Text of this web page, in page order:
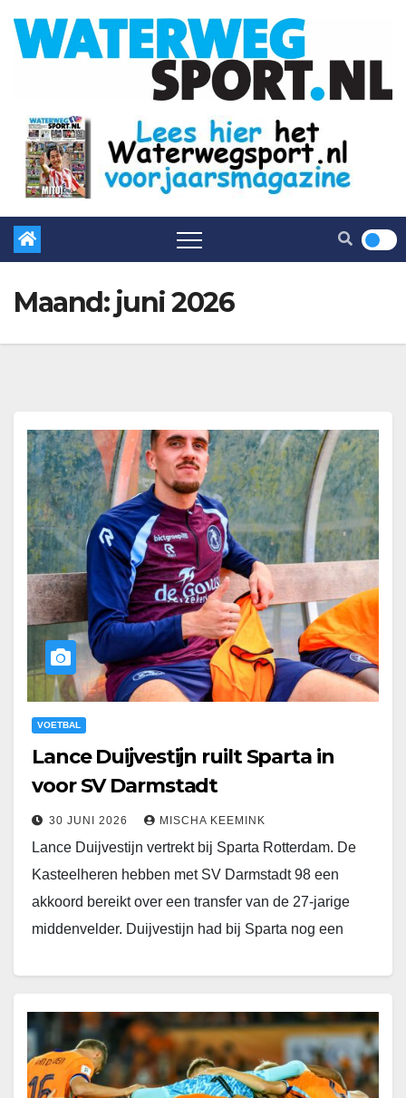
Maand: juni 2026
VOETBAL
Lance Duijvestijn ruilt Sparta in
voor SV Darmstadt
30 JUNI 2026 MISCHA KEEMINK
Lance Duijvestijn vertrekt bij Sparta Rotterdam. De
Kasteelheren hebben met SV Darmstadt 98 een
akkoord bereikt over een transfer van de 27-jarige
middenvelder. Duijvestijn had bij Sparta nog een